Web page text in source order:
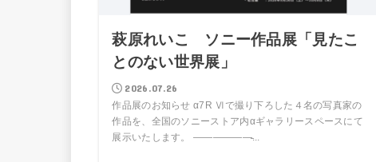
萩原れいこ ソニー作品展「見たこ
とのない世界展」
2026.07.26
作品展のお知らせ α7R Ⅵで撮り下ろした４名の写真家の
作品を、全国のソニーストア内αギャラリースペースにて
展示いたします。 ——————̵...